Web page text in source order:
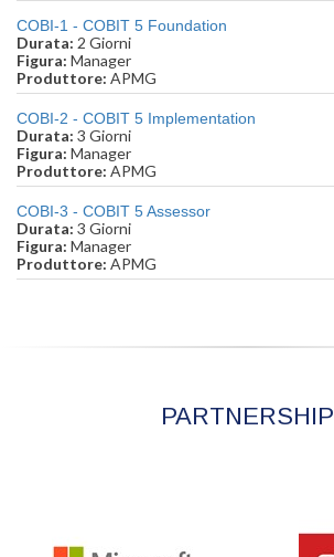
COBI-1 - COBIT 5 Foundation
Durata: 2 Giorni
Figura: Manager
Produttore: APMG
COBI-2 - COBIT 5 Implementation
Durata: 3 Giorni
Figura: Manager
Produttore: APMG
COBI-3 - COBIT 5 Assessor
Durata: 3 Giorni
Figura: Manager
Produttore: APMG
PARTNERSHIP